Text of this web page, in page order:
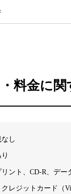
料金に関
し
ント、CD-R、デー
レジットカード（